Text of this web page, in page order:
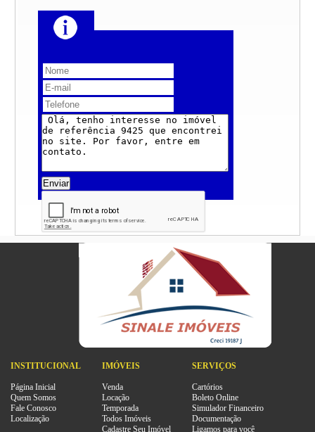
Enviar
INSTITUCIONAL
Página Inicial
Quem Somos
Fale Conosco
Localização
IMÓVEIS
Venda
Locação
Temporada
Todos Imóveis
Cadastre Seu Imóvel
SERVIÇOS
Cartórios
Boleto Online
Simulador Financeiro
Documentação
Ligamos para você